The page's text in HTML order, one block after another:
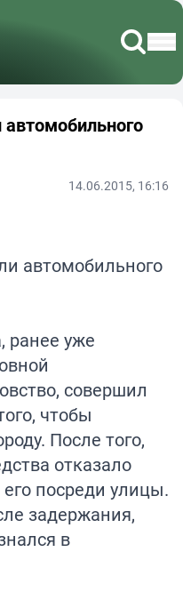
14.06.2015, 16:16
ранее уже
совершил
чтобы
После того,
отказало
посреди улицы.
задержания,
в